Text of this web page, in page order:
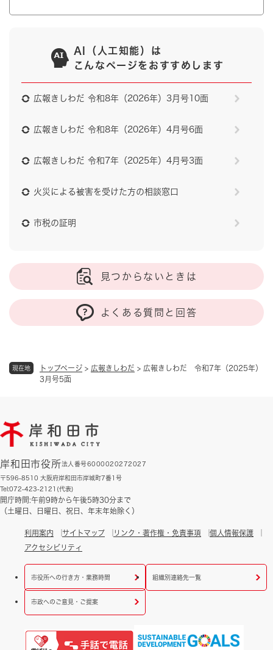
現在地 トップページ > 広報きしわだ > 広報きしわだ 令和7年（2025年）
3月号5面
AI（人工知能）は
こんなページをおすすめします
広報きしわだ 令和8年（2026年）3月号10面
広報きしわだ 令和8年（2026年）4月号6面
広報きしわだ 令和7年（2025年）4月号3面
火災による被害を受けた方の相談窓口
市税の証明
見つからないときは
よくある質問と回答
岸和田市役所法人番号6000020272027
〒596-8510 大阪府岸和田市岸城町7番1号
Tel:072-423-2121(代表)
開庁時間:午前9時から午後5時30分まで
（土曜日、日曜日、祝日、年末年始除く）
利用案内 サイトマップ リンク・著作権・免責事項
個人情報保護
アクセシビリティ
市役所への行き方・業務時間 組織別連絡先一覧
市政へのご意見・ご提案